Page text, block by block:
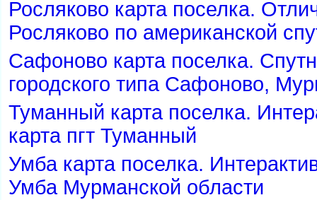
Росляково карта поселка.
Росляково по американской
Сафоново карта поселка.
ородского типа Сафоново,
Туманный карта поселка.
карта пгт Туманный
Умба карта поселка.
Умба Мурманской области